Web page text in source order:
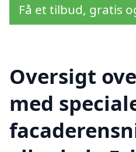
Få et tilbud, gratis
Oversigt
med